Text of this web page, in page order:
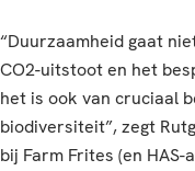
“Duurzaamheid gaat
CO2-uitstoot en het
het is ook van cruciaal
biodiversiteit”, zegt
bij Farm Frites (en